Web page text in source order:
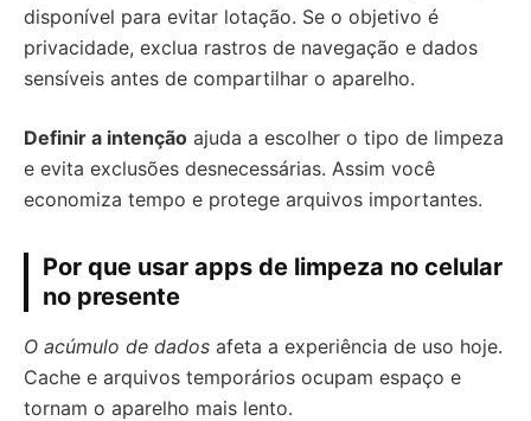
disponível para evitar lotação. Se o objetivo é
privacidade, exclua rastros de navegação e dados
sensíveis antes de compartilhar o aparelho.
Definir a intenção ajuda a escolher o tipo de limpeza
e evita exclusões desnecessárias. Assim você
economiza tempo e protege arquivos importantes.
Por que usar apps de limpeza no celular
no presente
O acúmulo de dados afeta a experiência de uso hoje.
Cache e arquivos temporários ocupam espaço e
tornam o aparelho mais lento.